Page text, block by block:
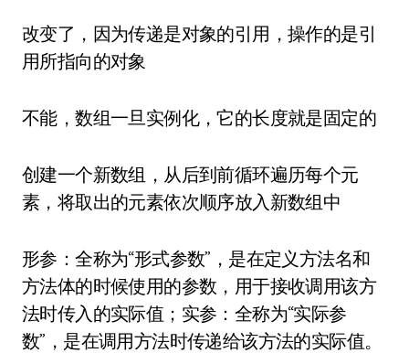
改变了，因为传递是对象的引用，操作的是引
用所指向的对象
不能，数组一旦实例化，它的长度就是固定的
创建一个新数组，从后到前循环遍历每个元
素，将取出的元素依次顺序放入新数组中
形参：全称为“形式参数”，是在定义方法名和
方法体的时候使用的参数，用于接收调用该方
法时传入的实际值；实参：全称为“实际参
数”，是在调用方法时传递给该方法的实际值。